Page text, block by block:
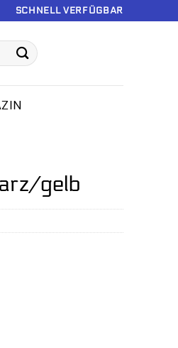
SCHNELL VERFÜGBAR
gelb